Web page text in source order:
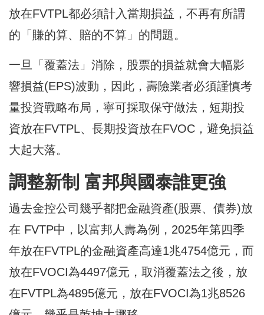
放在FVTPL都必須計入當期損益，不再有所謂
的「賺的算、賠的不算」的問題。
一旦「覆蓋法」消除，股票的損益就會大幅影
響損益(EPS)波動，因此，壽險業者必須謹慎考
量投資戰略布局，寧可採取保守做法，短期投
資放在FVTPL、長期投資放在FVOC，避免損益
大起大落。
調整新制 富邦與國泰誰更強
過去金控公司幾乎都把金融資產(股票、債券)放
在 FVTP中，以富邦人壽為例，2025年第四季
年放在FVTPL的金融資產高達1兆4754億元，而
放在FVOCI為4497億元，取消覆蓋法之後，放
在FVTPL為4895億元，放在FVOCI為1兆8526